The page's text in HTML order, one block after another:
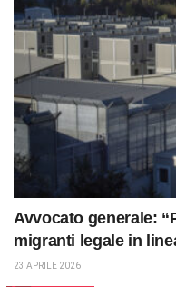
Avvocato generale:
migranti legale in
23 APRILE 2026